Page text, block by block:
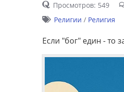
Просмотров: 549
Религии / Религия
Если "бог" един - то